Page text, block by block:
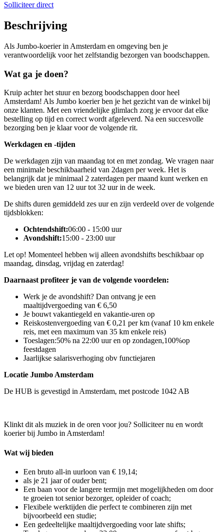
Solliciteer direct
Beschrijving
Als Jumbo-koerier in Amsterdam en omgeving ben je
verantwoordelijk voor het zelfstandig bezorgen van boodschappen.
Wat ga je doen?
Kruip achter het stuur en bezorg boodschappen door heel
Amsterdam! Als Jumbo koerier ben je het gezicht van de winkel bij
onze klanten. Met een vriendelijke glimlach zorg je ervoor dat elke
bestelling op tijd en correct wordt afgeleverd. Na een succesvolle
bezorging ben je klaar voor de volgende rit.
Werkdagen en -tijden
De werkdagen zijn van maandag tot en met zondag. We vragen naar
een minimale beschikbaarheid van 2dagen per week. Het is
belangrijk dat je minimaal 2 zaterdagen per maand kunt werken en
we bieden uren van 12 uur tot 32 uur in de week.
De shifts duren gemiddeld zes uur en zijn verdeeld over de volgende
tijdsblokken:
Ochtendshift:06:00 - 15:00 uur
Avondshift:15:00 - 23:00 uur
Let op! Momenteel hebben wij alleen avondshifts beschikbaar op
maandag, dinsdag, vrijdag en zaterdag!
Daarnaast profiteer je van de volgende voordelen:
Werk je de avondshift? Dan ontvang je een
maaltijdvergoeding van € 6,50
Je bouwt vakantiegeld en vakantie-uren op
Reiskostenvergoeding van € 0,21 per km (vanaf 10 km enkele
reis, met een maximum van 35 km enkele reis)
Toeslagen:50% na 22:00 uur en op zondagen,100%op
feestdagen
Jaarlijkse salarisverhoging obv functiejaren
Locatie Jumbo Amsterdam
De HUB is gevestigd in Amsterdam, met postcode 1042 AB
Klinkt dit als muziek in de oren voor jou? Solliciteer nu en wordt
koerier bij Jumbo in Amsterdam!
Wat wij bieden
Een bruto all-in uurloon van € 19,14;
als je 21 jaar of ouder bent;
Een baan voor de langere termijn met mogelijkheden om door
te groeien tot senior bezorger, opleider of coach;
Flexibele werktijden die perfect te combineren zijn met
bijvoorbeeld een studie;
Een gedeeltelijke maaltijdvergoeding voor late shifts;